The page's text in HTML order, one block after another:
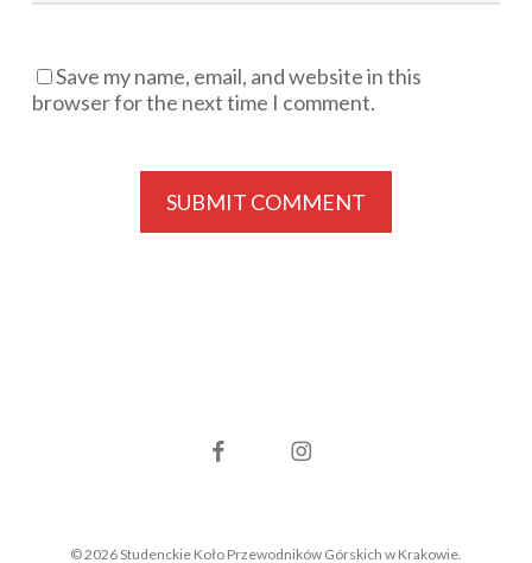
Save my name, email, and website in this
browser for the next time I comment.
© 2026 Studenckie Koło Przewodników Górskich w Krakowie.